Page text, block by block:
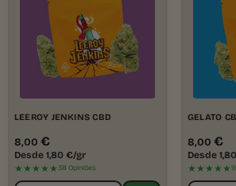
LEEROY JENKINS CBD
8,00 €
Desde1,80€/gr
★★★★★38 Opiniões
GELATO
8,00 €
Desde1,80
★★★★★